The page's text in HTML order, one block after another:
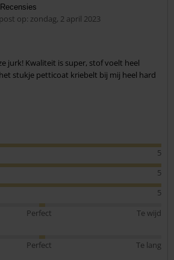
op: zondag, 2 april 2023
jurk! Kwaliteit is super, stof voelt heel
stukje petticoat kriebelt bij mij heel hard
5
5
5
Perfect
Te wijd
Perfect Te lang